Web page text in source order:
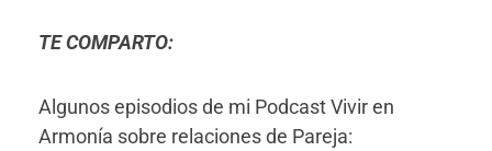
TE COMPARTO:
Algunos episodios de mi Podcast Vivir en
Armonía sobre relaciones de Pareja: